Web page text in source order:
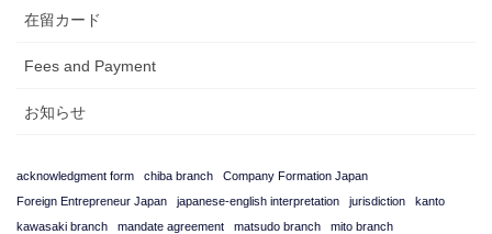
在留カード
Fees and Payment
お知らせ
acknowledgment form chiba branch
Company Formation Japan
Foreign Entrepreneur Japan
japanese-english interpretation jurisdiction
kanto
kawasaki branch
mandate agreement matsudo branch
mito branch